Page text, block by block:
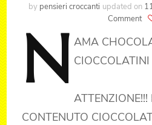
by pensieri croccanti updated on
Commenton
AL
N AMA
CONTENUTO